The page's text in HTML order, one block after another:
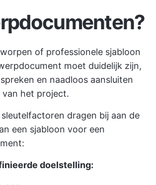
of professionele sjabloon
moet duidelijk zijn,
en naadloos aansluiten
het project.
dragen bij aan de
een sjabloon voor een
doelstelling: